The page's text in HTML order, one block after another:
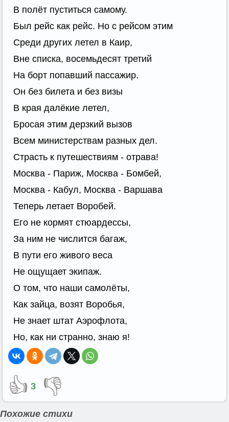
В полёт пуститься самому.
Был рейс как рейс. Но с рейсом этим
Среди других летел в Каир,
Вне списка, восемьдесят третий
На борт попавший пассажир.
Он без билета и без визы
В края далёкие летел,
Бросая этим дерзкий вызов
Всем министерствам разных дел.
Страсть к путешествиям - отрава!
Москва - Париж, Москва - Бомбей,
Москва - Кабул, Москва - Варшава
Теперь летает Воробей.
Его не кормят стюардессы,
За ним не числится багаж,
В пути его живого веса
Не ощущает экипаж.
О том, что наши самолёты,
Как зайца, возят Воробья,
Не знает штат Аэрофлота,
Но, как ни странно, знаю я!
👍 3 👎
Похожие стихи